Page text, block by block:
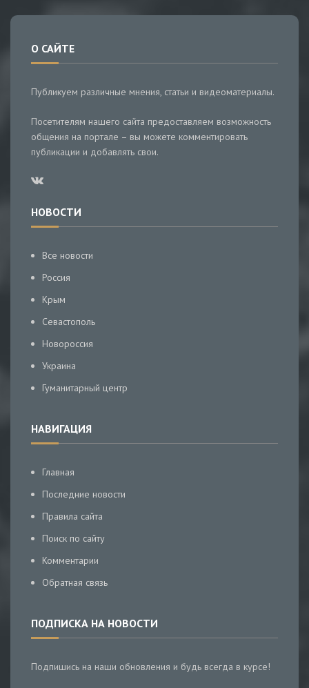
О САЙТЕ
Публикуем различные мнения, статьи и видеоматериалы.
Посетителям нашего сайта предоставляем возможность
общения на портале – вы можете комментировать
публикации и добавлять свои.
НОВОСТИ
Все новости
Россия
Крым
Севастополь
Новороссия
Украина
Гуманитарный центр
НАВИГАЦИЯ
Главная
Последние новости
Правила сайта
Поиск по сайту
Комментарии
Обратная связь
ПОДПИСКА НА НОВОСТИ
Подпишись на наши обновления и будь всегда в курсе!